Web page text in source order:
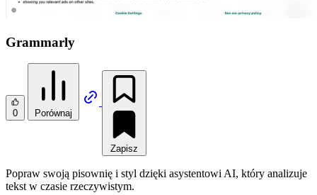
Grammarly
0 Porównaj
Zapisz
Popraw swoją pisownię i styl dzięki asystentowi AI, który analizuje
tekst w czasie rzeczywistym.